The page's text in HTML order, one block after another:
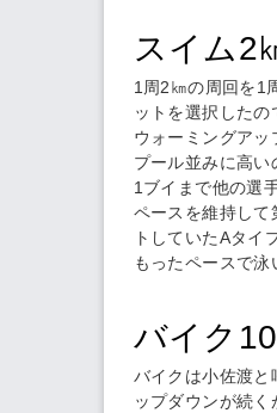
スイム
1周2㎞の周回を1
ットを選択したの
ウォーミングア
プール並みに高
1ブイまで他の選
ペースを維持し
トしていたAタイ
もったペースで
バイク
バイクは小佐渡
ップダウンが続